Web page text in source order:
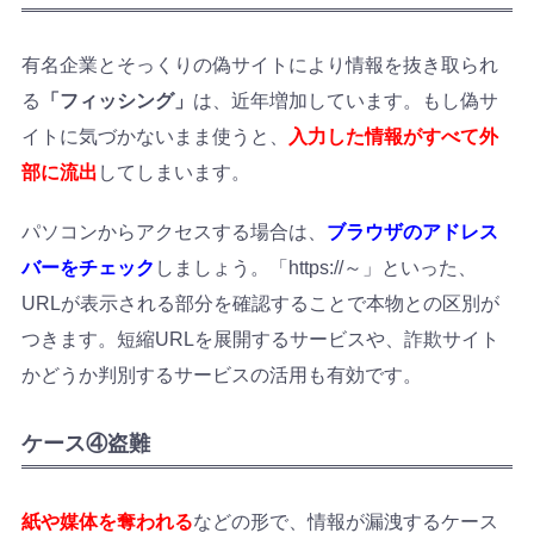
有名企業とそっくりの偽サイトにより情報を抜き取られ
る
「フィッシング」 は、近年増加しています。もし偽サ
イトに気づかないまま使うと、
入力した情報がすべて外
部に流出 してしまいます。
パソコンからアクセスする場合は、 ブラウザのアドレス
バーをチェック しましょう。「https://～」といった、
URLが表示される部分を確認することで本物との区別が
つきます。短縮URLを展開するサービスや、詐欺サイト
かどうか判別するサービスの活用も有効です。
ケース④盗難
紙や媒体を奪われるなどの形で、情報が漏洩するケース